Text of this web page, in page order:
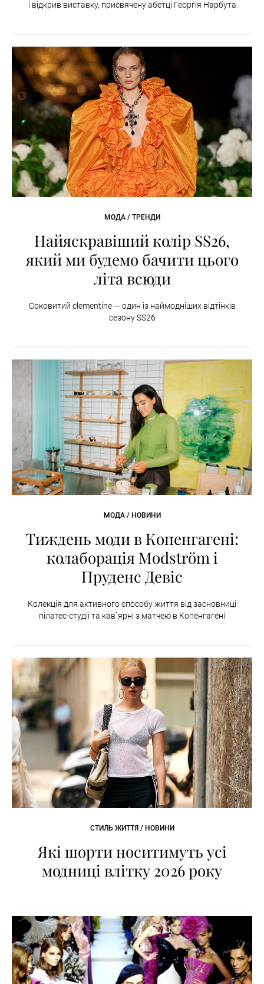
і відкрив виставку, присвячену абетці Георгія Нарбута
МОДА / ТРЕНДИ
Найяскравіший колір SS26,
який ми будемо бачити цього
літа всюди
Соковитий clementine — один із наймодніших відтінків
сезону SS26
МОДА / НОВИНИ
Тиждень моди в Копенгагені:
колаборація Modström і
Пруденс Девіс
Колекція для активного способу життя від засновниці
пілатес-студії та кав`ярні з матчею в Копенгагені
СТИЛЬ ЖИТТЯ / НОВИНИ
Які шорти носитимуть усі
модниці влітку 2026 року